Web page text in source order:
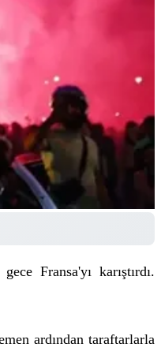
Fransa'yı karıştırdı.
ardından taraftarlarla